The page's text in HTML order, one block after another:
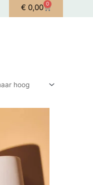
€ 0,00 0
Winkelwagen